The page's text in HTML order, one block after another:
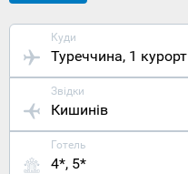
Куди
Туреччина, 1 курорт
Звідки
Кишинів
Готель
4*, 5*